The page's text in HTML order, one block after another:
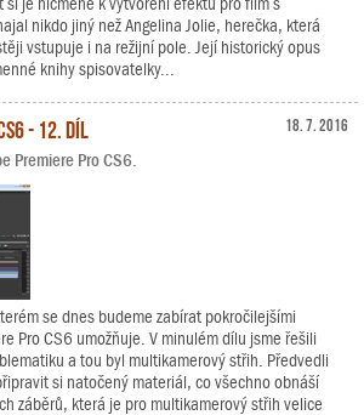
nikdo jiný než Angelina Jolie, herečka, která
vstupuje i na režijní pole. Její historický opus
knihy spisovatelky...
18. 7. 2016
- 12. díl
Premiere Pro CS6.
se dnes budeme zabírat pokročilejšími
Pro CS6 umožňuje. V minulém dílu jsme řešili
a tou byl multikamerový střih. Předvedli
si natočený materiál, co všechno obnáší
záběrů, která je pro multikamerový střih velice